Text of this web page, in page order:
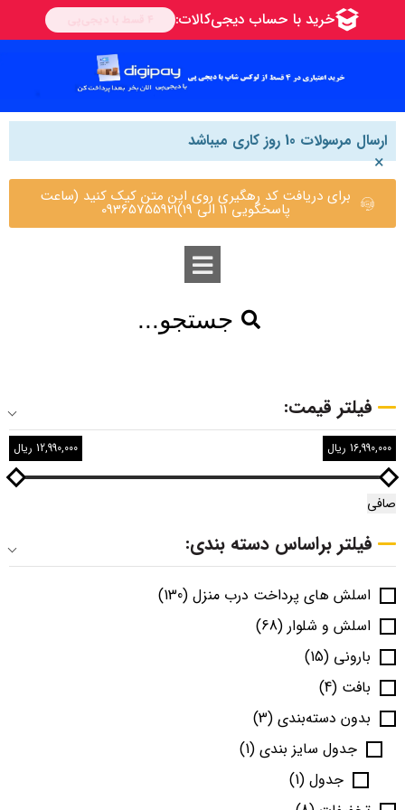
ارسال مرسولات 10 روز کاری میباشد
×
برای دریافت کد رهگیری روی این متن کیک کنید (ساعت
پاسخگویی 11 الی 19)09365755921
جستجو...
فیلتر قیمت:
صافی
12,990,000 ریال 16,990,000 ریال
فیلتر براساس دسته بندی:
اسلش های پرداخت درب منزل (130)
اسلش و شلوار (68)
بارونی (15)
بافت (4)
بدون دسته‌بندی (3)
جدول سایز بندی (1)
جدول (1)